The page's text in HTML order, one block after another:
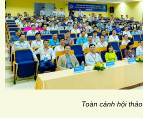
Toàn cảnh hội thảo